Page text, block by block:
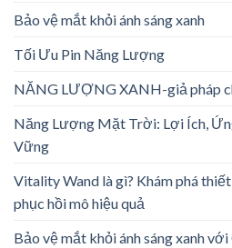
Bảo vệ mắt khỏi ánh sáng xanh
Tối Ưu Pin Năng Lượng
NĂNG LƯỢNG XANH-giả pháp
Năng Lượng Mặt Trời: Lợi Ích,
Vững
Vitality Wand là gì? Khám phá
phục hồi mô hiệu quả
Bảo vệ mắt khỏi ánh sáng xanh